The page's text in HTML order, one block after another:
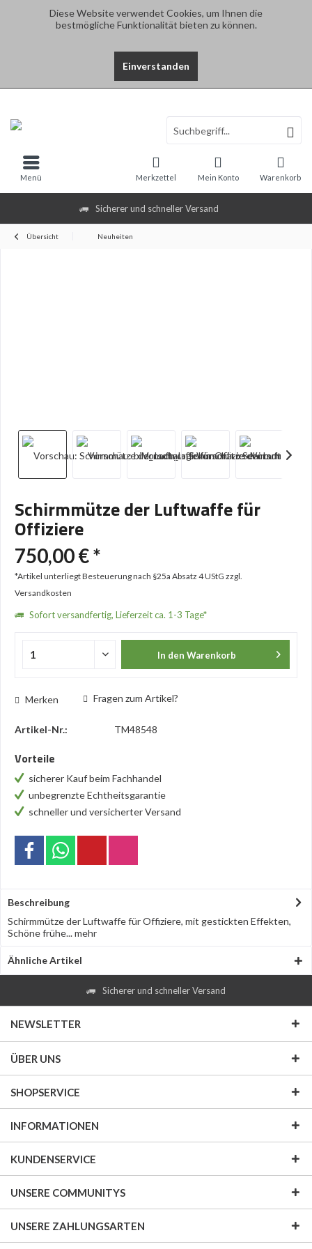
Diese Website verwendet Cookies, um Ihnen die
bestmögliche Funktionalität bieten zu können.
Einverstanden
Sicherer und schneller Versand
Warenkorb
Merkzettel Mein Konto
Menü
Übersicht Neuheiten
Schirmmütze der Luftwaffe für
Offiziere
750,00 € *
*Artikel unterliegt Besteuerung nach §25a Absatz 4 UStG zzgl.
Versandkosten
Sofort versandfertig, Lieferzeit ca. 1-3 Tage*
In den Warenkorb
Merken Fragen zum Artikel?
Artikel-Nr.: TM48548
Vorteile
sicherer Kauf beim Fachhandel
unbegrenzte Echtheitsgarantie
schneller und versicherter Versand
Beschreibung
Schirmmütze der Luftwaffe für Offiziere, mit gestickten Effekten,
Schöne frühe...mehr
Ähnliche Artikel
Sicherer und schneller Versand
NEWSLETTER
ÜBER UNS
SHOPSERVICE
INFORMATIONEN
KUNDENSERVICE
UNSERE COMMUNITYS
UNSERE ZAHLUNGSARTEN